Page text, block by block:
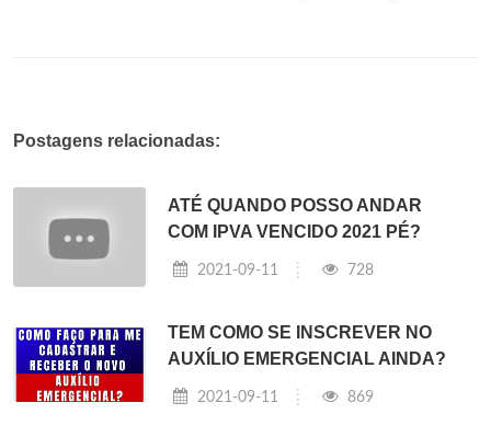
Postagens relacionadas:
ATÉ QUANDO POSSO ANDAR
COM IPVA VENCIDO 2021 PÉ?
2021-09-11 728
TEM COMO SE INSCREVER NO
AUXÍLIO EMERGENCIAL AINDA?
2021-09-11 869